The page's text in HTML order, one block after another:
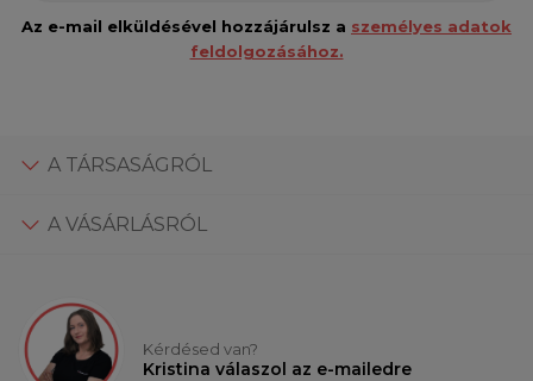
Az e-mail elküldésével hozzájárulsz a személyes adatok
feldolgozásához.
A TÁRSASÁGRÓL
A VÁSÁRLÁSRÓL
Kérdésed van?
Kristina válaszol az e-mailedre